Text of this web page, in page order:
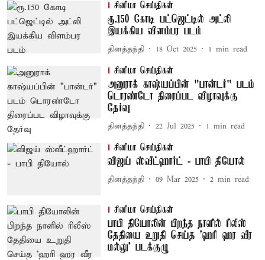
சினிமா செய்திகள்
ரூ.150 கோடி பட்ஜெட்டில் அட்லி
இயக்கிய விளம்பர படம்
தினத்தந்தி 18 Oct 2025 1 min read
சினிமா செய்திகள்
அனுராக் காஷ்யப்பின் "பான்டர்" படம்
டொரண்டோ திரைப்பட விழாவுக்கு
தேர்வு
தினத்தந்தி 22 Jul 2025 1 min read
சினிமா செய்திகள்
விஜய் ஸ்வீட்ஹார்ட் - பாபி தியோல்
தினத்தந்தி 09 Mar 2025 2 min read
சினிமா செய்திகள்
பாபி தியோலின் பிறந்த நாளில் ரிலீஸ்
தேதியை உறுதி செய்த 'ஹரி ஹர வீர
மல்லு' படக்குழு